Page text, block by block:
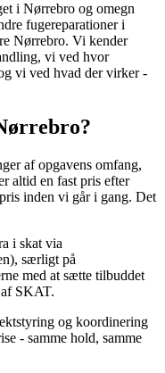
i Nørrebro og omegn
fugereparationer i
Nørrebro. Vi kender
vi ved hvor
vi ved hvad der virker -
af opgavens omfang,
altid en fast pris efter
inden vi går i gang. Det
i skat via
særligt på
med at sætte tilbuddet
SKAT.
og koordinering
- samme hold, samme